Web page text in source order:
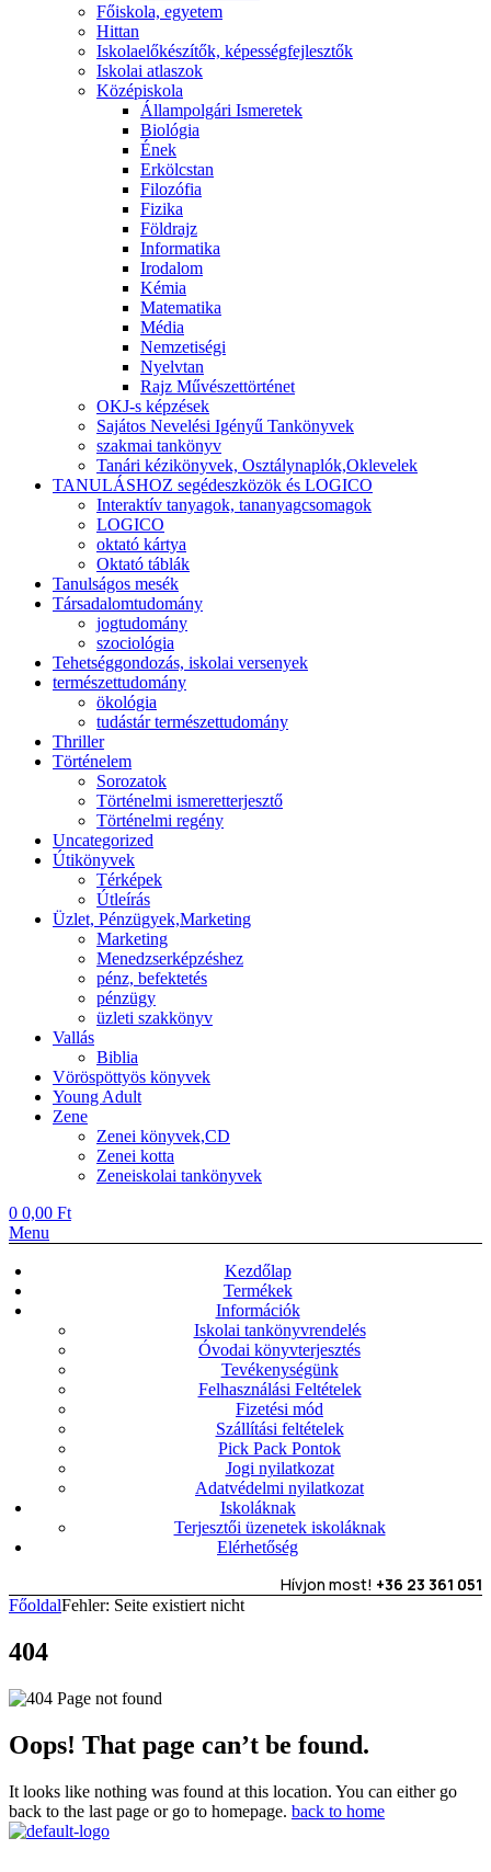
Főiskola, egyetem
Hittan
Iskolaelőkészítők, képességfejlesztők
Iskolai atlaszok
Középiskola
Állampolgári Ismeretek
Biológia
Ének
Erkölcstan
Filozófia
Fizika
Földrajz
Informatika
Irodalom
Kémia
Matematika
Média
Nemzetiségi
Nyelvtan
Rajz Művészettörténet
OKJ-s képzések
Sajátos Nevelési Igényű Tankönyvek
szakmai tankönyv
Tanári kézikönyvek, Osztálynaplók,Oklevelek
TANULÁSHOZ segédeszközök és LOGICO
Interaktív tanyagok, tananyagcsomagok
LOGICO
oktató kártya
Oktató táblák
Tanulságos mesék
Társadalomtudomány
jogtudomány
szociológia
Tehetséggondozás, iskolai versenyek
természettudomány
ökológia
tudástár természettudomány
Thriller
Történelem
Sorozatok
Történelmi ismeretterjesztő
Történelmi regény
Uncategorized
Útikönyvek
Térképek
Útleírás
Üzlet, Pénzügyek,Marketing
Marketing
Menedzserképzéshez
pénz, befektetés
pénzügy
üzleti szakkönyv
Vallás
Biblia
Vöröspöttyös könyvek
Young Adult
Zene
Zenei könyvek,CD
Zenei kotta
Zeneiskolai tankönyvek
0 0,00 Ft
Menu
Kezdőlap
Termékek
Információk
Iskolai tankönyvrendelés
Óvodai könyvterjesztés
Tevékenységünk
Felhasználási Feltételek
Fizetési mód
Szállítási feltételek
Pick Pack Pontok
Jogi nyilatkozat
Adatvédelmi nyilatkozat
Iskoláknak
Terjesztői üzenetek iskoláknak
Elérhetőség
Hívjon most! +36 23 361 051
FőoldalFehler: Seite existiert nicht
404
Oops! That page can’t be found.
It looks like nothing was found at this location. You can either go
back to the last page or go to homepage. back to home